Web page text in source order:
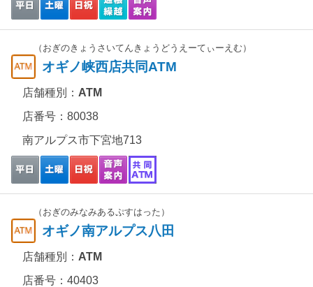
（おぎのきょうさいてんきょうどうえーてぃーえむ）
オギノ峡西店共同ATM
店舗種別： ATM
店番号：80038
南アルプス市下宮地713
（おぎのみなみあるぷすはった）
オギノ南アルプス八田
店舗種別： ATM
店番号：40403